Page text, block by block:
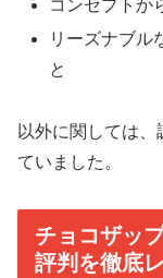
コンセプトか
リーズナブル
と
以外に関しては
ていました。
チョコザッ
評判を徹底